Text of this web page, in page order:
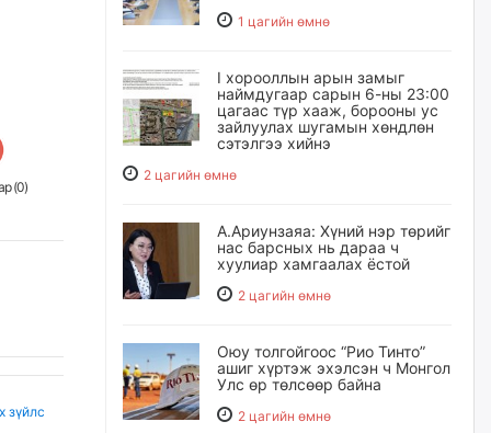
(0)
зүйлс
1 цагийн өмнө
I хорооллын арын замыг
наймдугаар сарын 6-ны 23:00
цагаас түр хааж, борооны ус
зайлуулах шугамын хөндлөн
сэтэлгээ хийнэ
2 цагийн өмнө
А.Ариунзаяа: Хүний нэр төрийг
нас барсных нь дараа ч
хуулиар хамгаалах ёстой
2 цагийн өмнө
Оюу толгойгоос “Рио Тинто”
ашиг хүртэж эхэлсэн ч Монгол
Улс өр төлсөөр байна
2 цагийн өмнө